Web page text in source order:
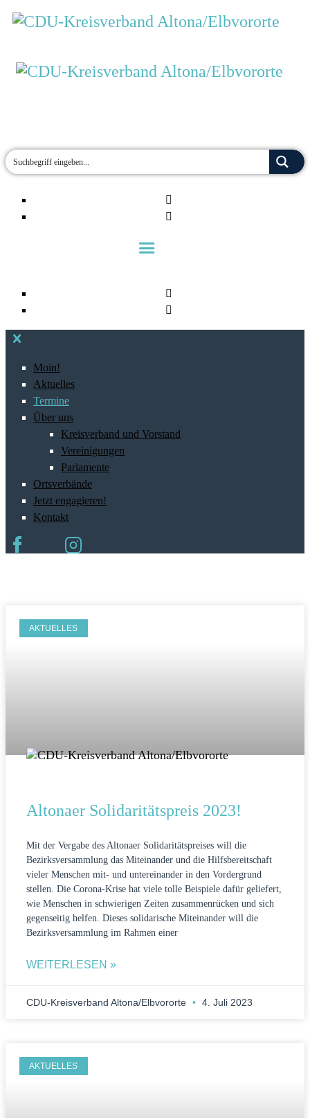
Moin!
Aktuelles
Termine
Über uns
Kreisverband und Vorstand
Vereinigungen
Parlamente
Ortsverbände
Jetzt engagieren!
Kontakt
AKTUELLES
Altonaer Solidaritätspreis 2023!
Mit der Vergabe des Altonaer Solidaritätspreises will die
Bezirksversammlung das Miteinander und die Hilfsbereitschaft
vieler Menschen mit- und untereinander in den Vordergrund
stellen. Die Corona-Krise hat viele tolle Beispiele dafür geliefert,
wie Menschen in schwierigen Zeiten zusammenrücken und sich
gegenseitig helfen. Dieses solidarische Miteinander will die
Bezirksversammlung im Rahmen einer
WEITERLESEN »
CDU-Kreisverband Altona/Elbvororte 4. Juli 2023
AKTUELLES